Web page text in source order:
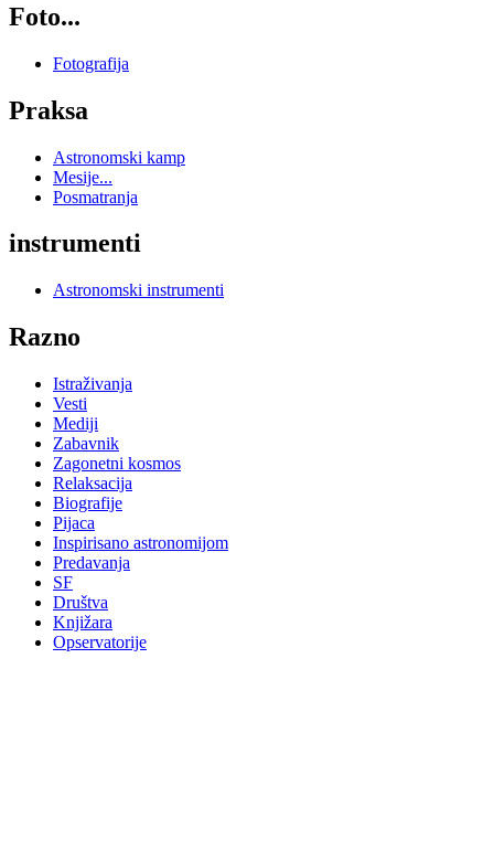
Foto...
Fotografija
Praksa
Astronomski kamp
Mesije...
Posmatranja
instrumenti
Astronomski instrumenti
Razno
Istraživanja
Vesti
Mediji
Zabavnik
Zagonetni kosmos
Relaksacija
Biografije
Pijaca
Inspirisano astronomijom
Predavanja
SF
Društva
Knjižara
Opservatorije